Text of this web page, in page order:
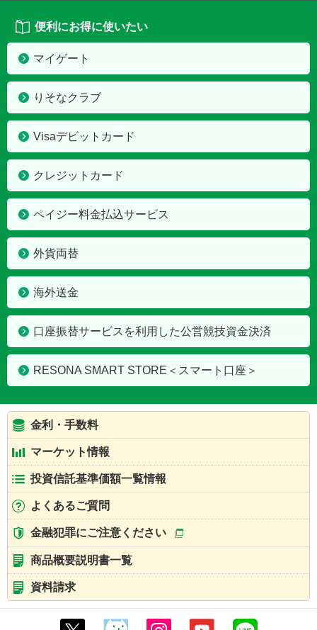
便利にお得に使いたい
マイゲート
りそなクラブ
Visaデビットカード
クレジットカード
ペイジー料金払込サービス
外貨両替
海外送金
口座振替サービスを利用した公営競技資金決済
RESONA SMART STORE＜スマート口座＞
金利・手数料
マーケット情報
投資信託基準価額一覧情報
よくあるご質問
金融犯罪にご注意ください
商品概要説明書一覧
資料請求